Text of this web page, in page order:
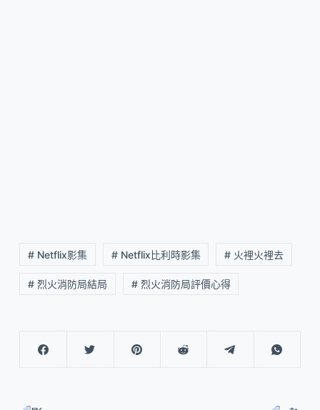
# Netflix影集 # Netflix比利時影集 # 火裡火裡去
# 烈火消防局結局 # 烈火消防局評價心得